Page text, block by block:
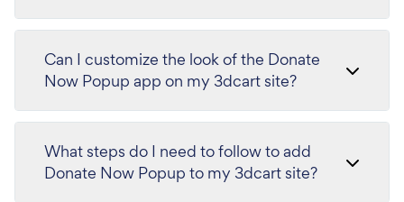
Can I customize the look of the Donate
Now Popup app on my 3dcart site?
What steps do I need to follow to add
Donate Now Popup to my 3dcart site?